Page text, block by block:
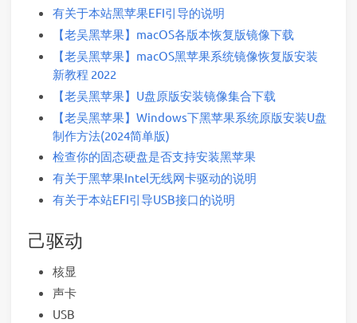
有关于本站黑苹果EFI引导的说明
【老吴黑苹果】macOS各版本恢复版镜像下载
【老吴黑苹果】macOS黑苹果系统镜像恢复版安装
新教程 2022
【老吴黑苹果】U盘原版安装镜像集合下载
【老吴黑苹果】Windows下黑苹果系统原版安装U盘
制作方法(2024简单版)
检查你的固态硬盘是否支持安装黑苹果
有关于黑苹果Intel无线网卡驱动的说明
有关于本站EFI引导USB接口的说明
己驱动
核显
声卡
USB